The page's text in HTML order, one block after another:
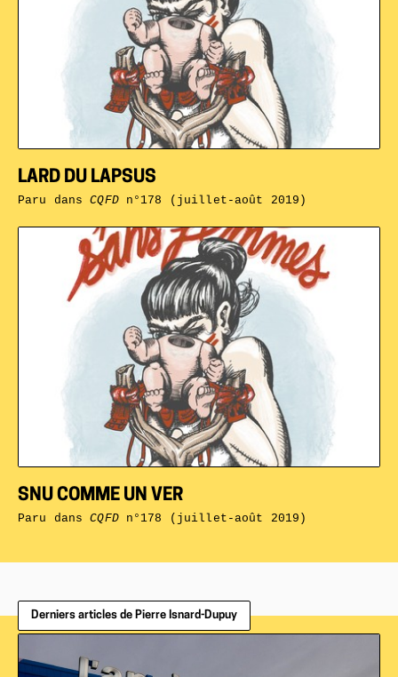
SNU COMME UN VER
Paru dansCQFDn°178 (juillet-août 2019)
LARD DU LAPSUS
Paru dansCQFDn°178 (juillet-août 2019)
Derniers articles de Pierre Isnard-Dupuy